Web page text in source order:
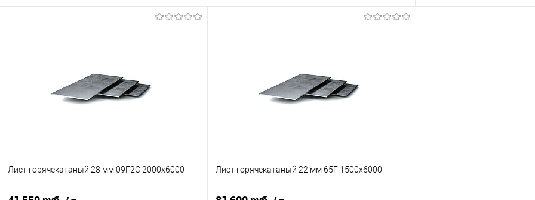
В избранное
Под заказ
В избранное
Под заказ
Лист горячекатаный 28 мм 09Г2С 2000х6000 Лист горячекатаный 22 мм 65Г 1500х6000